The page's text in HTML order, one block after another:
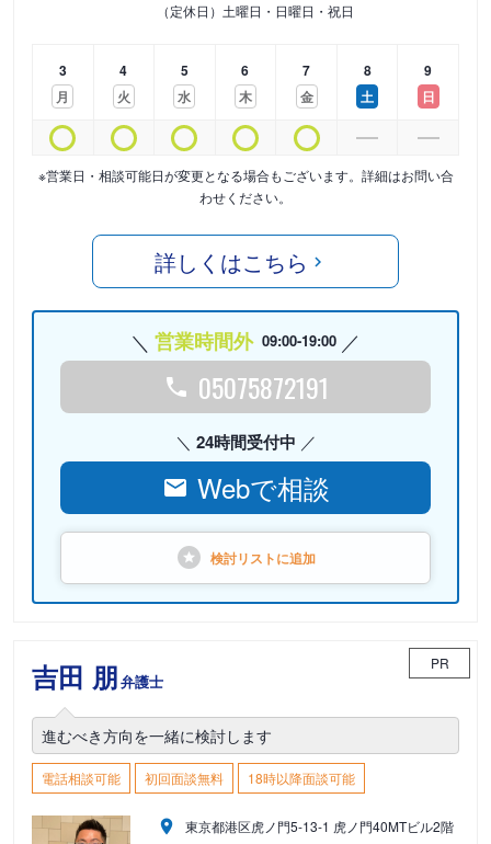
（定休日）土曜日・日曜日・祝日
3
月
4
火
5
水
6
木
7
金
8
土
9
日
※営業日・相談可能日が変更となる場合もございます。詳細はお問い合
わせください。
詳しくはこちら
営業時間外 09:00-19:00
05075872191
24時間受付中
Webで相談
検討リストに追加
吉田 朋弁護士
PR
進むべき方向を一緒に検討します
電話相談可能 初回面談無料 18時以降面談可能
東京都港区虎ノ門5-13-1 虎ノ門40MTビル2階